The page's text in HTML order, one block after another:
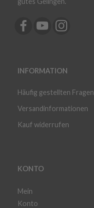
INFORMATION
Häufig gestellten Fragen
Versandinformationen
Kauf widerrufen
KONTO
Mein
Konto